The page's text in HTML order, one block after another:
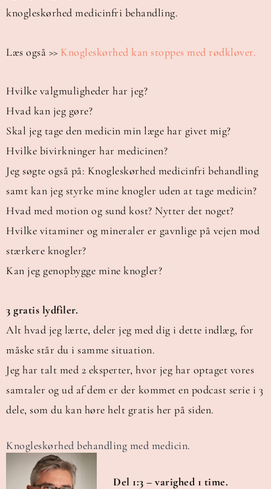
knogleskørhed medicinfri behandling.
Læs også >> Knogleskørhed kan stoppes med rødkløver.
Hvilke valgmuligheder har jeg?
Hvad kan jeg gøre?
Skal jeg tage den medicin min læge har givet mig?
Hvilke bivirkninger har medicinen?
Jeg søgte også på: Knogleskørhed medicinfri behandling
samt kan jeg styrke mine knogler uden at tage medicin?
Hvad med motion og sund kost? Nytter det noget?
Hvilke vitaminer og mineraler er gavnlige på vejen mod
stærkere knogler?
Kan jeg genopbygge mine knogler?
3 gratis lydfiler.
Alt hvad jeg lærte, deler jeg med dig i dette indlæg, for
måske står du i samme situation.
Jeg har talt med 2 eksperter, hvor jeg har optaget vores
samtaler og ud af dem er der kommet en podcast serie i 3
dele, som du kan høre helt gratis her på siden.
Knogleskørhed behandling med medicin.
Del 1:3 – varighed 1 time.